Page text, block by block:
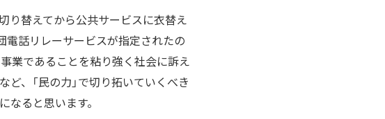
り替えてから公共サービスに衣替え
話リレーサービスが指定されたの
業であることを粘り強く社会に訴え
、「民の力」で切り拓いていくべき
ると思います。